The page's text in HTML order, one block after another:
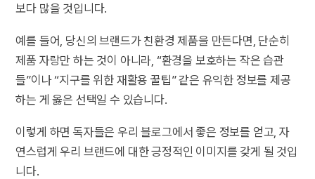
보다 많을 것입니다.
예를 들어, 당신의 브랜드가 친환경 제품을 만든다면, 단순히
제품 자랑만 하는 것이 아니라, “환경을 보호하는 작은 습관
들”이나 “지구를 위한 재활용 꿀팁” 같은 유익한 정보를 제공
하는 게 옳은 선택일 수 있습니다.
이렇게 하면 독자들은 우리 블로그에서 좋은 정보를 얻고, 자
연스럽게 우리 브랜드에 대한 긍정적인 이미지를 갖게 될 것입
니다.